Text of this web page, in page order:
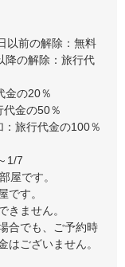
以前の解除：無料
降の解除：旅行代
金の20％
代金の50％
：旅行代金の100％
1/7
屋です。
です。
きません。
合でも、ご予約時
はございません。